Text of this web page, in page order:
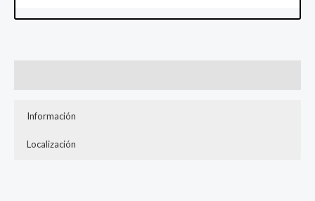
Información
Localización